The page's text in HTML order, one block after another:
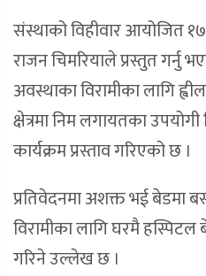
संस्थाको विहीवार आयोजित
राजन चिमरियाले प्रस्तुत गर्नु
अवस्थाका विरामीका लागि
क्षेत्रमा निम लगायतका
कार्यक्रम प्रस्ताव गरिएको छ ।
प्रतिवेदनमा अशक्त भई बेडमा
विरामीका लागि घरमै हस्पिटल
गरिने उल्लेख छ ।